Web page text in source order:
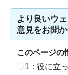
より良いウ
意見をお聞
このページの
1：役に立